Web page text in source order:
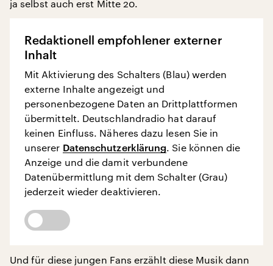
ja selbst auch erst Mitte 20.
Redaktionell empfohlener externer
Inhalt
Mit Aktivierung des Schalters (Blau) werden
externe Inhalte angezeigt und
personenbezogene Daten an Drittplattformen
übermittelt. Deutschlandradio hat darauf
keinen Einfluss. Näheres dazu lesen Sie in
unserer Datenschutzerklärung. Sie können die
Anzeige und die damit verbundene
Datenübermittlung mit dem Schalter (Grau)
jederzeit wieder deaktivieren.
Und für diese jungen Fans erzählt diese Musik dann